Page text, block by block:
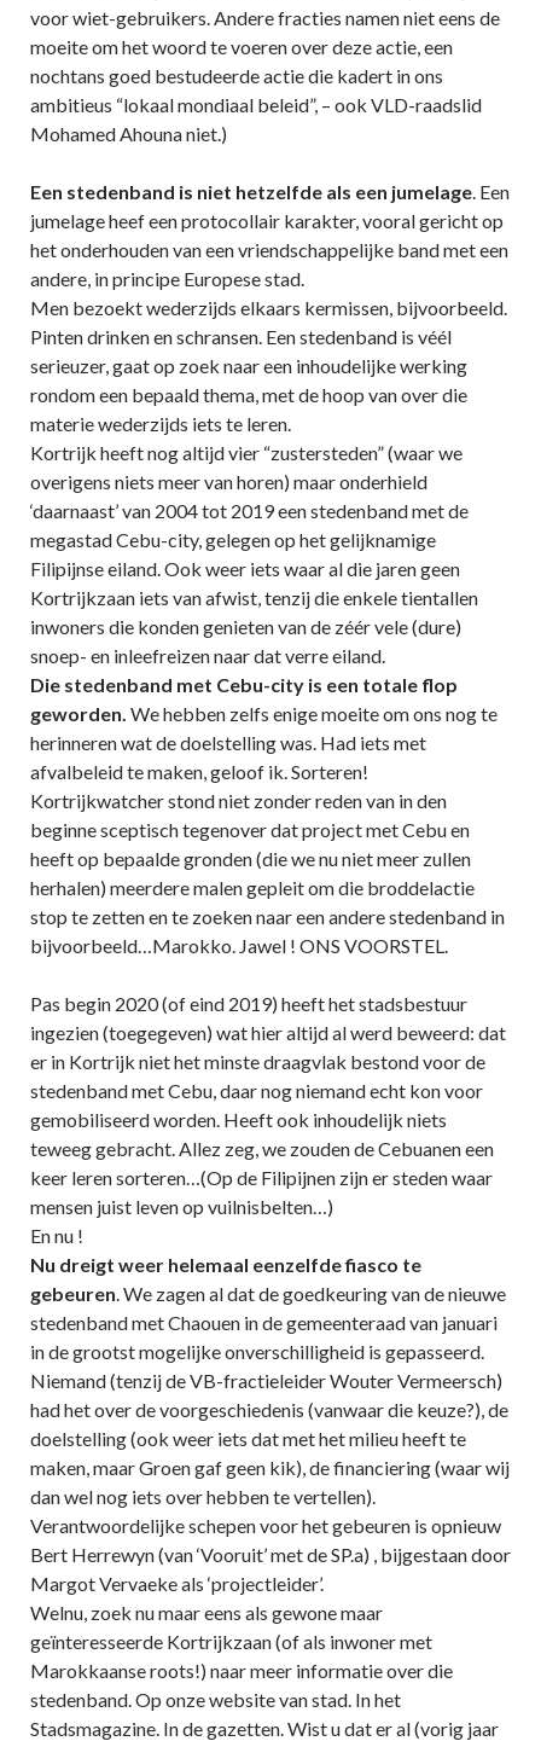
voor wiet-gebruikers. Andere fracties namen niet eens de
moeite om het woord te voeren over deze actie, een
nochtans goed bestudeerde actie die kadert in ons
ambitieus “lokaal mondiaal beleid”, – ook VLD-raadslid
Mohamed Ahouna niet.)
Een stedenband is niet hetzelfde als een jumelage. Een
jumelage heef een protocollair karakter, vooral gericht op
het onderhouden van een vriendschappelijke band met een
andere, in principe Europese stad.
Men bezoekt wederzijds elkaars kermissen, bijvoorbeeld.
Pinten drinken en schransen. Een stedenband is véél
serieuzer, gaat op zoek naar een inhoudelijke werking
rondom een bepaald thema, met de hoop van over die
materie wederzijds iets te leren.
Kortrijk heeft nog altijd vier “zustersteden” (waar we
overigens niets meer van horen) maar onderhield
‘daarnaast’ van 2004 tot 2019 een stedenband met de
megastad Cebu-city, gelegen op het gelijknamige
Filipijnse eiland. Ook weer iets waar al die jaren geen
Kortrijkzaan iets van afwist, tenzij die enkele tientallen
inwoners die konden genieten van de zéér vele (dure)
snoep- en inleefreizen naar dat verre eiland.
Die stedenband met Cebu-city is een totale flop
geworden. We hebben zelfs enige moeite om ons nog te
herinneren wat de doelstelling was. Had iets met
afvalbeleid te maken, geloof ik. Sorteren!
Kortrijkwatcher stond niet zonder reden van in den
beginne sceptisch tegenover dat project met Cebu en
heeft op bepaalde gronden (die we nu niet meer zullen
herhalen) meerdere malen gepleit om die broddelactie
stop te zetten en te zoeken naar een andere stedenband in
bijvoorbeeld…Marokko. Jawel ! ONS VOORSTEL.
Pas begin 2020 (of eind 2019) heeft het stadsbestuur
ingezien (toegegeven) wat hier altijd al werd beweerd: dat
er in Kortrijk niet het minste draagvlak bestond voor de
stedenband met Cebu, daar nog niemand echt kon voor
gemobiliseerd worden. Heeft ook inhoudelijk niets
teweeg gebracht. Allez zeg, we zouden de Cebuanen een
keer leren sorteren…(Op de Filipijnen zijn er steden waar
mensen juist leven op vuilnisbelten…)
En nu !
Nu dreigt weer helemaal eenzelfde fiasco te
gebeuren. We zagen al dat de goedkeuring van de nieuwe
stedenband met Chaouen in de gemeenteraad van januari
in de grootst mogelijke onverschilligheid is gepasseerd.
Niemand (tenzij de VB-fractieleider Wouter Vermeersch)
had het over de voorgeschiedenis (vanwaar die keuze?), de
doelstelling (ook weer iets dat met het milieu heeft te
maken, maar Groen gaf geen kik), de financiering (waar wij
dan wel nog iets over hebben te vertellen).
Verantwoordelijke schepen voor het gebeuren is opnieuw
Bert Herrewyn (van ‘Vooruit’ met de SP.a) , bijgestaan door
Margot Vervaeke als ‘projectleider’.
Welnu, zoek nu maar eens als gewone maar
geïnteresseerde Kortrijkzaan (of als inwoner met
Marokkaanse roots!) naar meer informatie over die
stedenband. Op onze website van stad. In het
Stadsmagazine. In de gazetten. Wist u dat er al (vorig jaar